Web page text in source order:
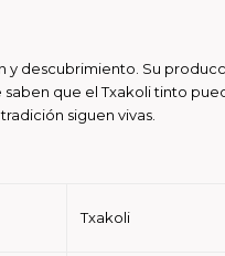
y descubrimiento. Su
que el Txakoli tinto
siguen vivas.
Txakoli